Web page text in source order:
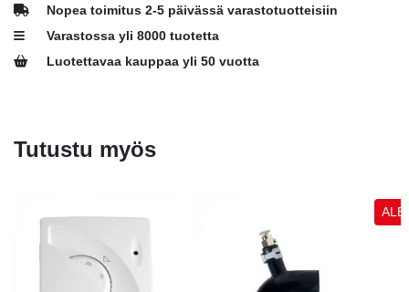
Nopea toimitus 2-5 päivässä varastotuotteisiin
Varastossa yli 8000 tuotetta
Luotettavaa kauppaa yli 50 vuotta
Tutustu myös
ALE